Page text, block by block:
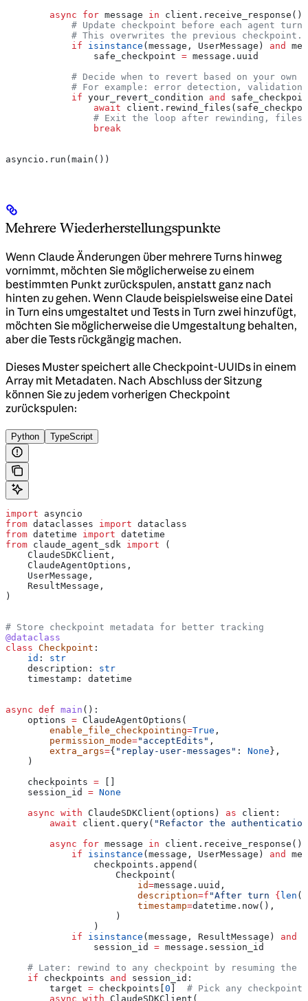
        async
for message in client.receive_response():
# Update checkpoint before each agent turn
# This overwrites the previous checkpoint.
            if
isinstance (message, UserMessage) and
                safe_checkpoint
= message.uuid
# Decide when to revert based on your own
# For example: error detection, validation
            if
your_revert_condition and
                await
# Exit the loop after rewinding, files
                break
asyncio.run(main())
Mehrere Wiederherstellungspunkte
Wenn Claude Änderungen über mehrere Turns hinweg
vornimmt, möchten Sie möglicherweise zu einem
bestimmten Punkt zurückspulen, anstatt ganz nach
hinten zu gehen. Wenn Claude beispielsweise eine Datei
in Turn eins umgestaltet und Tests in Turn zwei hinzufügt,
möchten Sie möglicherweise die Umgestaltung behalten,
aber die Tests rückgängig machen.
Dieses Muster speichert alle Checkpoint-UUIDs in einem
Array mit Metadaten. Nach Abschluss der Sitzung
können Sie zu jedem vorherigen Checkpoint
zurückspulen:
Python TypeScript
import asyncio
from dataclasses import dataclass
from datetime import datetime
from claude_agent_sdk import (
    ClaudeSDKClient,
    ClaudeAgentOptions,
    UserMessage,
    ResultMessage,
)
# Store checkpoint metadata for better tracking
@dataclass
class Checkpoint :
    id
: str
    description:
str
    timestamp: datetime
async def main ():
    options
= ClaudeAgentOptions(
        enable_file_checkpointing
=True ,
        permission_mode
="acceptEdits" ,
        extra_args
={ "replay-user-messages" : None},
    )
    checkpoints
= []
    session_id
= None
    async
with ClaudeSDKClient(options) as client:
        await
client.query( "Refactor the authentication
        async
for message in client.receive_response():
            if
isinstance (message, UserMessage) and
                checkpoints.append(
                    Checkpoint(
                        id
=message.uuid,
                        description
=f "After turn {len
                        timestamp
=datetime.now(),
                    )
                )
            if
isinstance (message, ResultMessage) and
                session_id
= message.session_id
# Later: rewind to any checkpoint by resuming the
    if
checkpoints and
session_id:
        target
= checkpoints[0 ] # Pick any checkpoint
        async
with ClaudeSDKClient(